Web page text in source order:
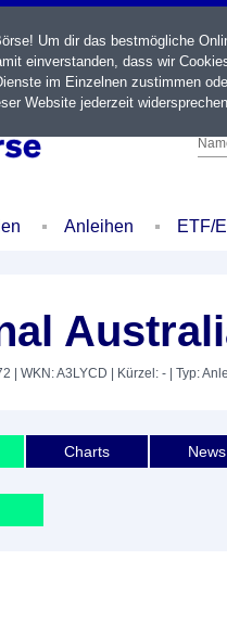
Anleihen ETF/
| WKN: A3LYCD | Kürzel: - | Typ:
Charts News
Um dir das bestmögliche
einverstanden, dass wir
im Einzelnen zustimmen
Website jederzeit